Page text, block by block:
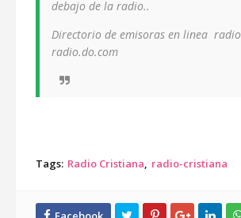
debajo de la radio..
Directorio de emisoras en linea
radio.do.com
Tags: Radio Cristiana radio-cristiana